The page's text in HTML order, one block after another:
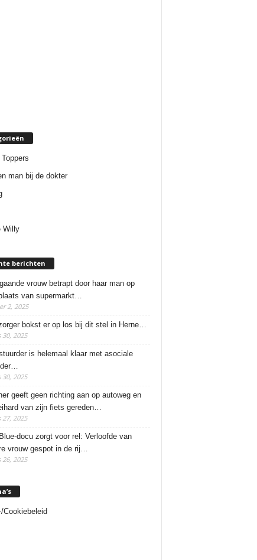
man bij de dokter
Willy
berichten
vrouw betrapt door haar man op
van supermarkt…
2, 2025
bokst er op los bij dit stel in Herne…
2025
is helemaal klaar met asociale
2025
geeft geen richting aan op autoweg en
van zijn fiets gereden…
2025
docu zorgt voor rel: Verloofde van
vrouw gespot in de rij…
2025
Cookiebeleid